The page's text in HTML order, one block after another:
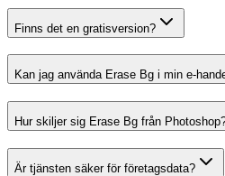
Finns det en gratisversion?
Kan jag använda Erase Bg i min e-
Hur skiljer sig Erase Bg från
Är tjänsten säker för företagsdata?